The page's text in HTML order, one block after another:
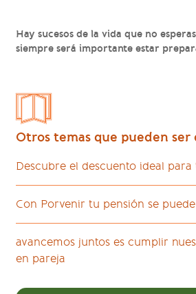
Hay sucesos de la vida que no
siempre será importante estar
Otros temas que pueden
Descubre el descuento ideal para
Con Porvenir tu pensión se
avancemos juntos es cumplir
en pareja